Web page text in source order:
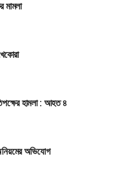
মামলা
হামলা : আহত ৪
অভিযোগ